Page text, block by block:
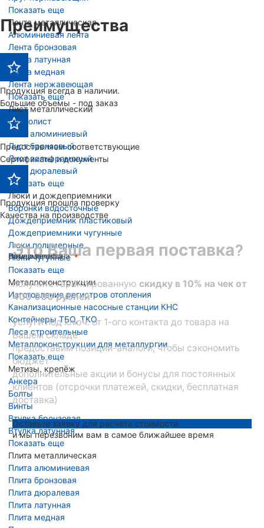
Показать еще
Лента металлическая
Алюминиевая лента
Лента бронзовая
Лента латунная
Лента медная
Лента нержавеющая
Показать еще
Лист металлический
Гофролист
Лист алюминиевый
Лист бронзовый
Лист вольфрамовый
Лист дюралевый
Показать еще
Люки и дождеприемники
Воронки водосточные
Дождеприемник пластиковый
Дождеприемники чугунные
Люки полимерные
Люки чугунные
Показать еще
Металлоконструкции
Изготовление регистров отопления
Канализационные насосные станции КНС
Контейнеры ТБО, ТКО
Леса строительные
Металлоконструкции для металлургии
Показать еще
Метизы, крепёж
Анкера
Болты
Винты
Втулка бронзовая
Втулка латунная
Показать еще
Плита металлическая
Плита алюминиевая
Плита бронзовая
Плита дюралевая
Плита латунная
Плита медная
Преимущества
Продукция всегда в наличии.
Большие объемы - под заказ
Предоставляем соответствующие
Сертификаты и документы
Продукция прошла проверку
Качества на производстве
Это Ваша первая поставка?
получите гарантированную скидку в 10% на чек от
400 000 рублей
услуги под ключ: от 1-ого контакта до товара на
Вашем складе
предоставим позиции-аналоги, чтобы сэкономить
бюджет
дополнительные акции и бонусы для постоянных
клиентов (отсрочки платежей, скидки, бесплатная
доставка)
Оставьте заявку для расчета стоимости
и мы перезвоним вам в самое ближайшее время
Ваше имя
Номер телефона
Ваша эл. почта